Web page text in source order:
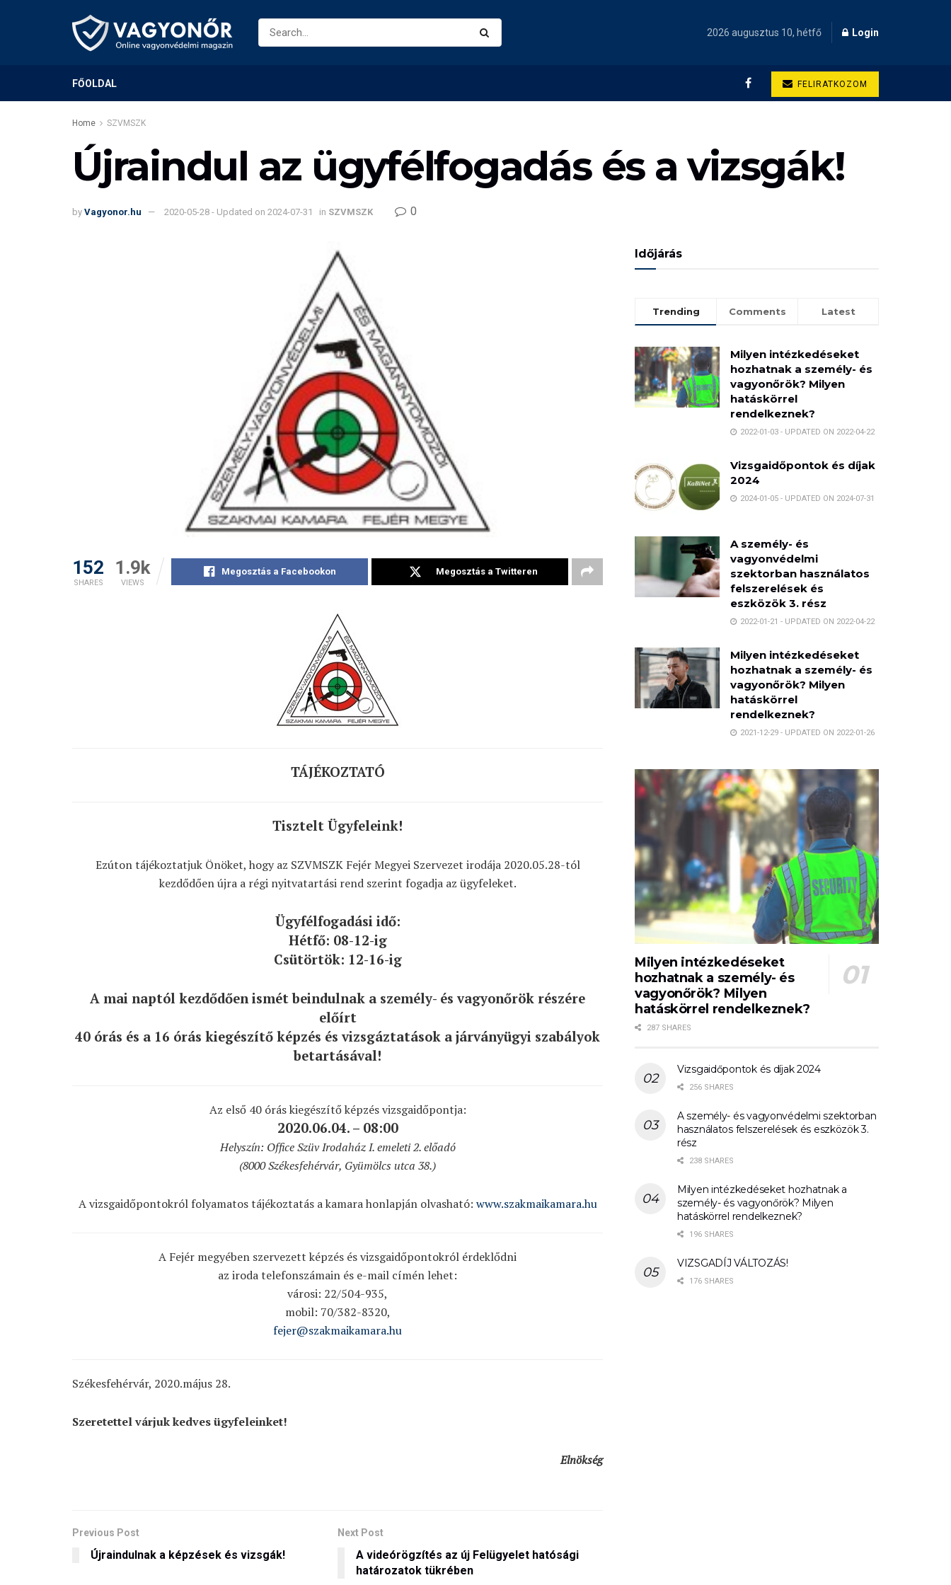
2026 augusztus 10, hétfő Login
FŐOLDAL FELIRATKOZOM
Home SZVMSZK
Újraindul az ügyfélfogadás és a vizsgák!
by Vagyonor.hu 2020-05-28 - Updated on 2024-07-31 in SZVMSZK 0
152
SHARES
1.9k
VIEWS
Megosztás a Facebookon Megosztás a Twitteren
TÁJÉKOZTATÓ
Tisztelt Ügyfeleink!
Ezúton tájékoztatjuk Önöket, hogy az SZVMSZK Fejér Megyei Szervezet irodája 2020.05.28-tól
kezdődően újra a régi nyitvatartási rend szerint fogadja az ügyfeleket.
Ügyfélfogadási idő:
Hétfő: 08-12-ig
Csütörtök: 12-16-ig
A mai naptól kezdődően ismét beindulnak a személy- és vagyonőrök részére
előírt
40 órás és a 16 órás kiegészítő képzés és vizsgáztatások a járványügyi szabályok
betartásával!
Az első 40 órás kiegészítő képzés vizsgaidőpontja:
2020.06.04. – 08:00
Helyszín: Office Szüv Irodaház I. emeleti 2. előadó
(8000 Székesfehérvár, Gyümölcs utca 38.)
A vizsgaidőpontokról folyamatos tájékoztatás a kamara honlapján olvasható: www.szakmaikamara.hu
A Fejér megyében szervezett képzés és vizsgaidőpontokról érdeklődni
az iroda telefonszámain és e-mail címén lehet:
városi: 22/504-935,
mobil: 70/382-8320,
fejer@szakmaikamara.hu
Székesfehérvár, 2020.május 28.
Szeretettel várjuk kedves ügyfeleinket!
Elnökség
Previous Post
Újraindulnak a képzések és vizsgák!
Next Post
A videórögzítés az új Felügyelet hatósági
határozatok tükrében
Időjárás
Trending Comments Latest
Milyen intézkedéseket
hozhatnak a személy- és
vagyonőrök? Milyen
hatáskörrel
rendelkeznek?
2022-01-03 - UPDATED ON 2022-04-22
Vizsgaidőpontok és díjak
2024
2024-01-05 - UPDATED ON 2024-07-31
A személy- és
vagyonvédelmi
szektorban használatos
felszerelések és
eszközök 3. rész
2022-01-21 - UPDATED ON 2022-04-22
Milyen intézkedéseket
hozhatnak a személy- és
vagyonőrök? Milyen
hatáskörrel
rendelkeznek?
2021-12-29 - UPDATED ON 2022-01-26
Milyen intézkedéseket
hozhatnak a személy- és
vagyonőrök? Milyen
hatáskörrel rendelkeznek?
287 SHARES
Vizsgaidőpontok és díjak 2024
256 SHARES
A személy- és vagyonvédelmi szektorban
használatos felszerelések és eszközök 3.
rész
238 SHARES
Milyen intézkedéseket hozhatnak a
személy- és vagyonőrök? Milyen
hatáskörrel rendelkeznek?
196 SHARES
VIZSGADÍJ VÁLTOZÁS!
176 SHARES